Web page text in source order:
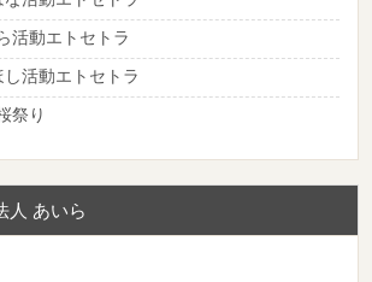
活動エトセトラ
し活動エトセトラ
祭り
人 あいら